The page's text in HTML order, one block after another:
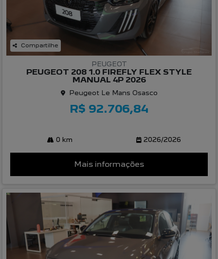
Compartilhe
PEUGEOT
PEUGEOT 208 1.0 FIREFLY FLEX STYLE
MANUAL 4P 2026
Peugeot Le Mans Osasco
R$ 92.706,84
0 km 2026/2026
Mais informações